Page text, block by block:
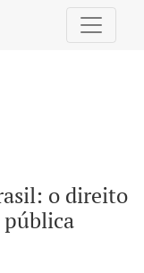
das mulheres à
o direito
pública